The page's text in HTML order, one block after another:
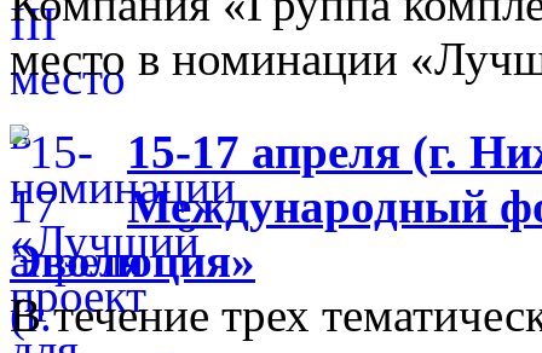
место в номинации
15-17 апреля (г.
Международный
Эволюция»
В течение трех